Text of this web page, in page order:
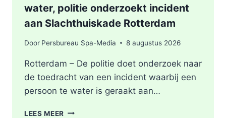
water, politie onderzoekt incident
aan Slachthuiskade Rotterdam
Door Persbureau Spa-Media 8 augustus 2026
Rotterdam – De politie doet onderzoek naar
de toedracht van een incident waarbij een
persoon te water is geraakt aan…
LEES MEER PERSOON